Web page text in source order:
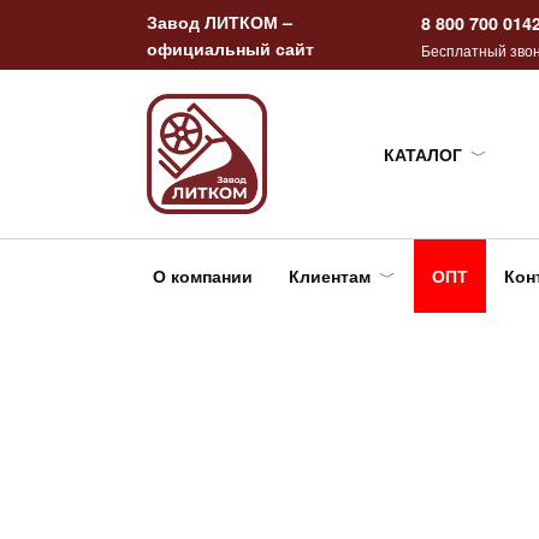
содержанию
Завод ЛИТКОМ –
официальный сайт
8 800 700
Бесплатный
КАТАЛОГ
О компании Клиентам ОПТ